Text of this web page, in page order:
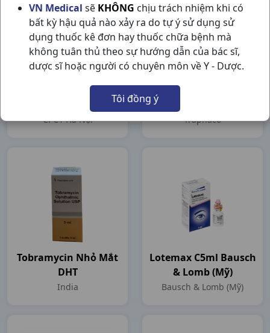
VN Medical sẽ KHÔNG chịu trách nhiệm khi có
bất kỳ hậu quả nào xảy ra do tự ý sử dụng sử
dụng thuốc kê đơn hay thuốc chữa bệnh mà
không tuân thủ theo sự hướng dẫn của bác sĩ,
dược sĩ hoặc người có chuyên môn về Y - Dược.
Tôi đồng ý
Tinefin T15G CPC1 Hà
CPC1 Hà Nội
Traphaco
Traphaco
Tobramycin Nhỏ Mắt
DHT
India
Lotemax C5ml Bausch
& Lomb (Mỹ)
Bausch & Lomb (Mỹ)